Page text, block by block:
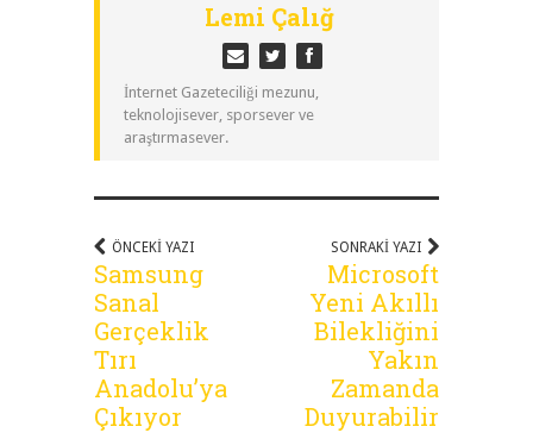
Lemi Çalığ
İnternet Gazeteciliği mezunu,
teknolojisever, sporsever ve
araştırmasever.
ÖNCEKI YAZI
Samsung
Sanal
Gerçeklik
Tırı
Anadolu’ya
Çıkıyor
SONRAKI YAZI
Microsoft
Yeni Akıllı
Bilekliğini
Yakın
Zamanda
Duyurabilir